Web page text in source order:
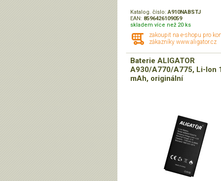
Katalog. číslo:A910NABSTJ
EAN: 8596426109059
skladem více než 20 ks
zakoupit na e-shopu pro
zákazníky www.aligator.cz
Baterie ALIGATOR
A930/A770/A775, Li-Ion
mAh, originální